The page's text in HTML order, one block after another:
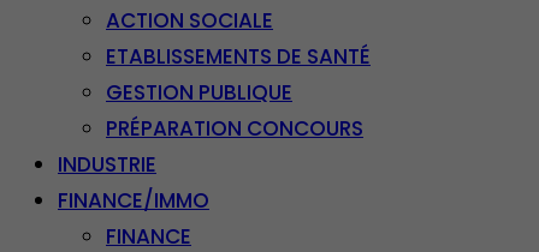
ACTION SOCIALE
ETABLISSEMENTS DE SANTÉ
GESTION PUBLIQUE
PRÉPARATION CONCOURS
INDUSTRIE
FINANCE/IMMO
FINANCE